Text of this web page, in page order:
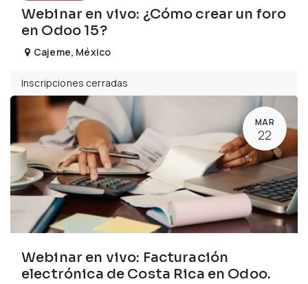
Webinar en vivo: ¿Cómo crear un foro
en Odoo 15?
Cajeme, México
Inscripciones cerradas
MAR
22
Webinar en vivo: Facturación
electrónica de Costa Rica en Odoo.